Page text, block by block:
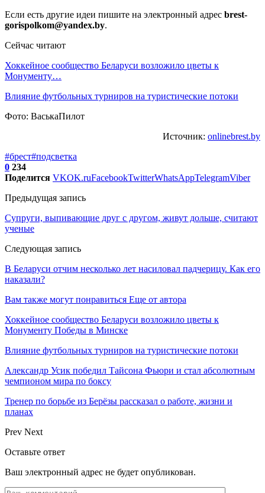
Если есть другие идеи пишите на электронный адрес brest-
gorispolkom@yandex.by.
Сейчас читают
Хоккейное сообщество Беларуси возложило цветы к
Монументу…
Влияние футбольных турниров на туристические потоки
Фото: ВаськаПилот
Источник: onlinebrest.by
#брест#подсветка
0 234
Поделится VKOK.ruFacebookTwitterWhatsAppTelegramViber
Предыдущая запись
Супруги, выпивающие друг с другом, живут дольше, считают
ученые
Следующая запись
В Беларуси отчим несколько лет насиловал падчерицу. Как его
наказали?
Вам также могут понравиться Еще от автора
Хоккейное сообщество Беларуси возложило цветы к
Монументу Победы в Минске
Влияние футбольных турниров на туристические потоки
Александр Усик победил Тайсона Фьюри и стал абсолютным
чемпионом мира по боксу
Тренер по борьбе из Берёзы рассказал о работе, жизни и
планах
Prev Next
Оставьте ответ
Ваш электронный адрес не будет опубликован.